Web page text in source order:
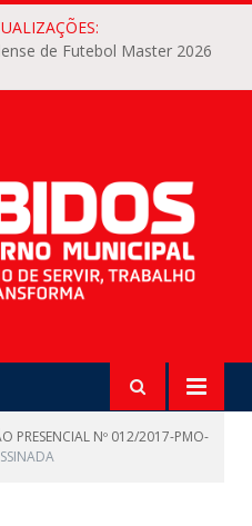
de Futebol Master 2026
PRESENCIAL Nº 012/2017-PMO-